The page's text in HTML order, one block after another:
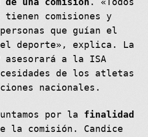
tienen comisiones y
que guían el
deporte», explica. La
asesorará a la ISA
de los atletas
nacionales.
por la finalidad
la comisión. Candice